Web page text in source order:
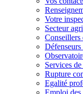
Votre
Secteur
Conseillers
Services
Rupture
Egalité